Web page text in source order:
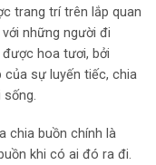
trang trí trên lắp quan
những người đi
hoa tươi, bởi
sự luyến tiếc, chia
sống.
chia buồn chính là
khi có ai đó ra đi.